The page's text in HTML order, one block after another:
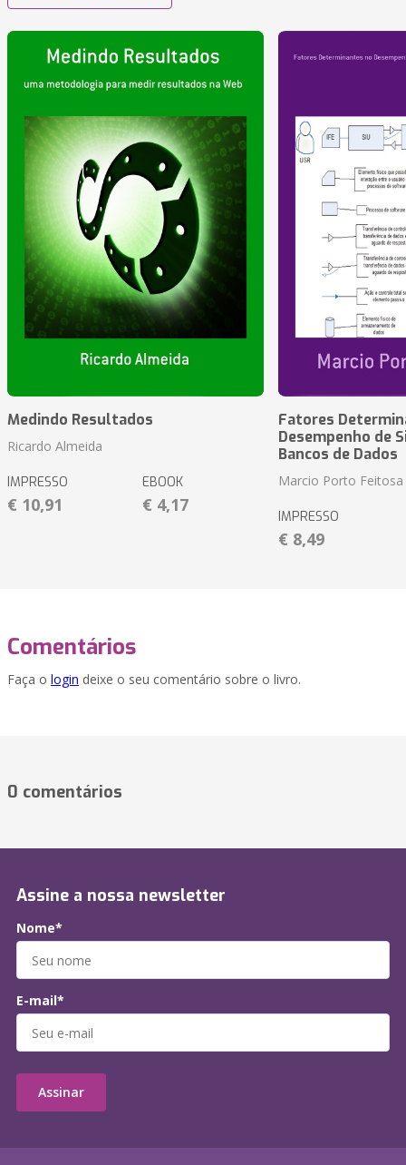
Medindo Resultados
Ricardo Almeida
IMPRESSO
€ 10,91
EBOOK
€ 4,17
Fatores
Desempenho de
Bancos de Dados
Marcio Porto Feitosa
IMPRESSO
€ 8,49
Comentários
Faça o login deixe o seu comentário sobre o livro.
0 comentários
Assine a nossa newsletter
Nome*
E-mail*
Assinar